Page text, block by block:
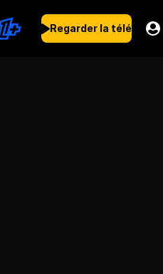
Regarder la télé